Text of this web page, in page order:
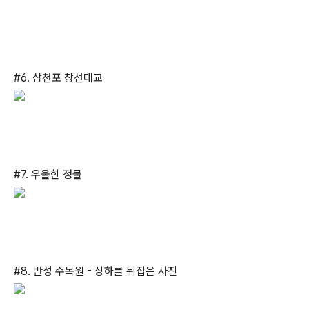
#6. 삼천포 창선대교
#7. 우울한 정물
#8. 반성 수목원 - 상하를 뒤집은 사진